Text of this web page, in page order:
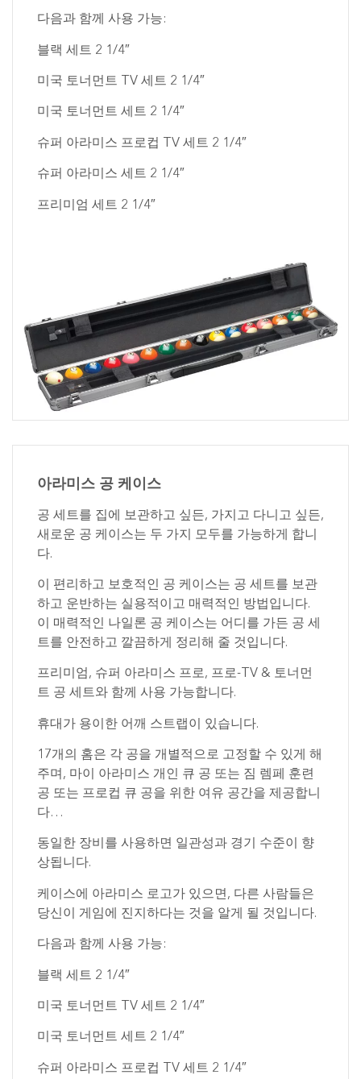
다음과 함께 사용 가능:
블랙 세트 2 1/4″
미국 토너먼트 TV 세트 2 1/4″
미국 토너먼트 세트 2 1/4″
슈퍼 아라미스 프로컵 TV 세트 2 1/4″
슈퍼 아라미스 세트 2 1/4″
프리미엄 세트 2 1/4″
아라미스 공 케이스
공 세트를 집에 보관하고 싶든, 가지고 다니고 싶든,
새로운 공 케이스는 두 가지 모두를 가능하게 합니
다.
이 편리하고 보호적인 공 케이스는 공 세트를 보관
하고 운반하는 실용적이고 매력적인 방법입니다.
이 매력적인 나일론 공 케이스는 어디를 가든 공 세
트를 안전하고 깔끔하게 정리해 줄 것입니다.
프리미엄, 슈퍼 아라미스 프로, 프로-TV & 토너먼
트 공 세트와 함께 사용 가능합니다.
휴대가 용이한 어깨 스트랩이 있습니다.
17개의 홈은 각 공을 개별적으로 고정할 수 있게 해
주며, 마이 아라미스 개인 큐 공 또는 짐 렘페 훈련
공 또는 프로컵 큐 공을 위한 여유 공간을 제공합니
다…
동일한 장비를 사용하면 일관성과 경기 수준이 향
상됩니다.
케이스에 아라미스 로고가 있으면, 다른 사람들은
당신이 게임에 진지하다는 것을 알게 될 것입니다.
다음과 함께 사용 가능:
블랙 세트 2 1/4″
미국 토너먼트 TV 세트 2 1/4″
미국 토너먼트 세트 2 1/4″
슈퍼 아라미스 프로컵 TV 세트 2 1/4″